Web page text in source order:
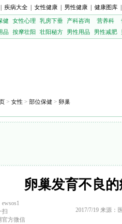
疾病大全 女性健康 男性健康 健康图库
健 女性心理 乳房下垂 产科咨询 营养科
品 按摩壮阳 壮阳秘方 男性用品 男性减肥
> 女性 > 部位保健 > 卵巢
卵巢发育不良
扫
官方微信
2017/7/19 来源：